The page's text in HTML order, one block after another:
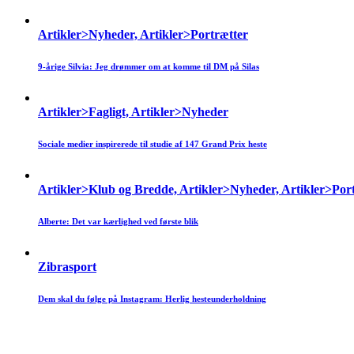
Artikler>Nyheder, Artikler>Portrætter
9-årige Silvia: Jeg drømmer om at komme til DM på Silas
Artikler>Fagligt, Artikler>Nyheder
Sociale medier inspirerede til studie af 147 Grand Prix heste
Artikler>Klub og Bredde, Artikler>Nyheder,
Alberte: Det var kærlighed ved første blik
Zibrasport
Dem skal du følge på Instagram: Herlig hesteunderholdning